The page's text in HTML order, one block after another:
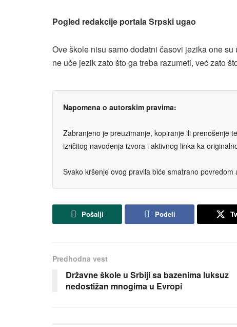
Pogled redakcije portala Srpski ugao
Ove škole nisu samo dodatni časovi jezika one
ne uče jezik zato što ga treba razumeti, već zato
Napomena o autorskim pravima:
Zabranjeno je preuzimanje, kopiranje ili prenošenje
izričitog navođenja izvora i aktivnog linka ka
Svako kršenje ovog pravila biće smatrano
Pošalji Podeli
Predhodna vest
Državne škole u Srbiji sa bazenima luksuz
nedostižan mnogima u Evropi